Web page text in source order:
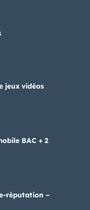
jeux vidéos
BAC + 2
réputation –